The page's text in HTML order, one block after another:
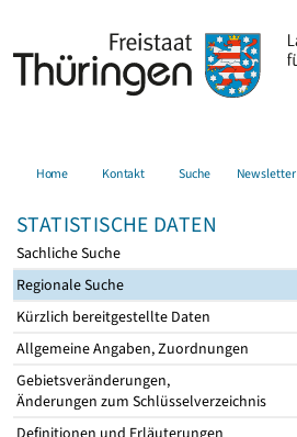
Home Kontakt Suche Newsletter
STATISTISCHE DATEN
Sachliche Suche
Regionale Suche
Kürzlich bereitgestellte Daten
Allgemeine Angaben, Zuordnungen
Gebietsveränderungen,
Änderungen zum Schlüsselverzeichnis